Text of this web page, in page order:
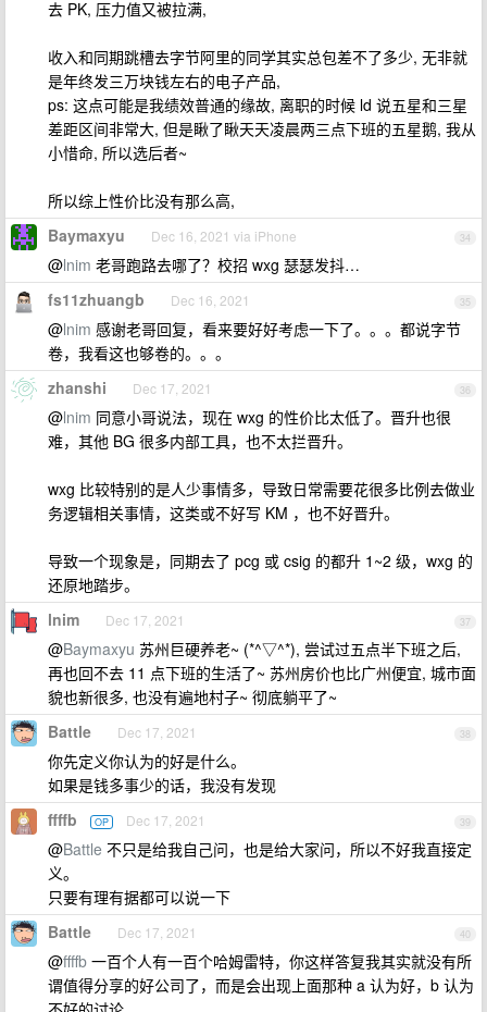
去 PK, 压力值又被拉满,
收入和同期跳槽去字节阿里的同学其实总包差不了多少, 无非就
是年终发三万块钱左右的电子产品,
ps: 这点可能是我绩效普通的缘故, 离职的时候 ld 说五星和三星
差距区间非常大, 但是瞅了瞅天天凌晨两三点下班的五星鹅, 我从
小惜命, 所以选后者~
所以综上性价比没有那么高,
34
Baymaxyu Dec 16, 2021 via iPhone
@lnim 老哥跑路去哪了？校招 wxg 瑟瑟发抖…
35
fs11zhuangb Dec 16, 2021
@lnim 感谢老哥回复，看来要好好考虑一下了。。。都说字节
卷，我看这也够卷的。。。
36
zhanshi Dec 17, 2021
@lnim 同意小哥说法，现在 wxg 的性价比太低了。晋升也很
难，其他 BG 很多内部工具，也不太拦晋升。
wxg 比较特别的是人少事情多，导致日常需要花很多比例去做业
务逻辑相关事情，这类或不好写 KM ，也不好晋升。
导致一个现象是，同期去了 pcg 或 csig 的都升 1~2 级，wxg 的
还原地踏步。
37
lnim Dec 17, 2021
@Baymaxyu 苏州巨硬养老~ (*^▽^*), 尝试过五点半下班之后,
再也回不去 11 点下班的生活了~ 苏州房价也比广州便宜, 城市面
貌也新很多, 也没有遍地村子~ 彻底躺平了~
38
Battle Dec 17, 2021
你先定义你认为的好是什么。
如果是钱多事少的话，我没有发现
39
ffffb OP Dec 17, 2021
@Battle 不只是给我自己问，也是给大家问，所以不好我直接定
义。
只要有理有据都可以说一下
40
Battle Dec 17, 2021
@ffffb 一百个人有一百个哈姆雷特，你这样答复我其实就没有所
谓值得分享的好公司了，而是会出现上面那种 a 认为好，b 认为